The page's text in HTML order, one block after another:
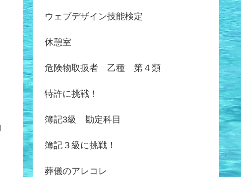
ウェブデザイン技能検定
休憩室
危険物取扱者 乙種 第４類
特許に挑戦！
簿記3級 勘定科目
簿記３級に挑戦！
葬儀のアレコレ